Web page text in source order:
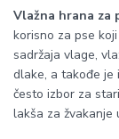
Vlažna hrana za
korisno za pse
sadržaja vlage,
dlake, a takođe je
često izbor za
lakša za žvakanje